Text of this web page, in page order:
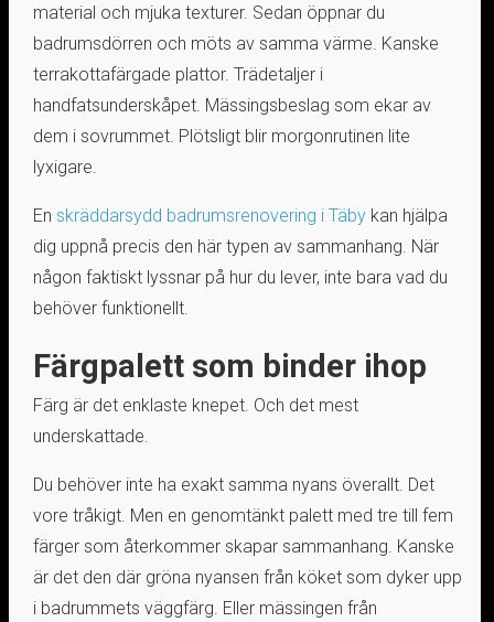
material och mjuka texturer. Sedan öppnar du
badrumsdörren och möts av samma värme. Kanske
terrakottafärgade plattor. Trädetaljer i
handfatsunderskåpet. Mässingsbeslag som ekar av
dem i sovrummet. Plötsligt blir morgonrutinen lite
lyxigare.
En skräddarsydd badrumsrenovering i Täbykan hjälpa
dig uppnå precis den här typen av sammanhang. När
någon faktiskt lyssnar på hur du lever, inte bara vad du
behöver funktionellt.
Färgpalett som binder ihop
Färg är det enklaste knepet. Och det mest
underskattade.
Du behöver inte ha exakt samma nyans överallt. Det
vore tråkigt. Men en genomtänkt palett med tre till fem
färger som återkommer skapar sammanhang. Kanske
är det den där gröna nyansen från köket som dyker upp
i badrummets väggfärg. Eller mässingen från